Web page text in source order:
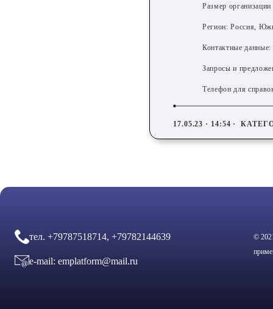
Размер
Регион: Россия,
Контактные данные:
Запросы и
Телефон для
17.05.23 · 14:54 ·
тел. +79787518714, +79782144639
e-mail: emplatform@mail.ru
©